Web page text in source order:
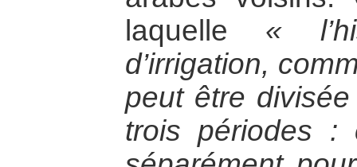
laquelle «
d’irrigation,
peut être
trois périodes :